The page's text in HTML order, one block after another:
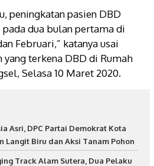
peningkatan pasien DBD
dua bulan pertama di
Februari,” katanya usai
terkena DBD di Rumah
Selasa 10 Maret 2020.
Asri, DPC Partai Demokrat Kota
Langit Biru dan Aksi Tanam Pohon
Track Alam Sutera, Dua Pelaku